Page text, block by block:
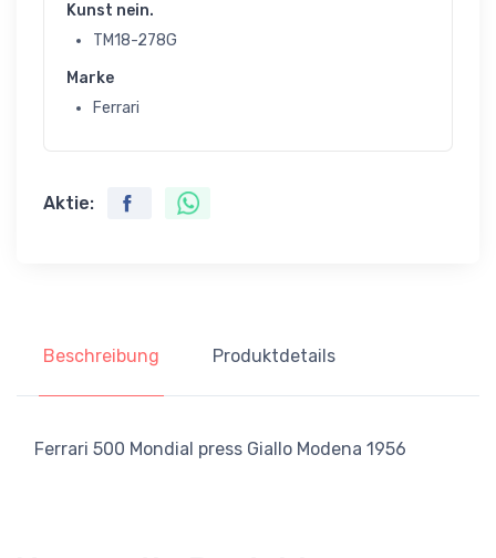
Kunst nein.
TM18-278G
Marke
Ferrari
Aktie:
Beschreibung Produktdetails
Ferrari 500 Mondial press Giallo Modena 1956